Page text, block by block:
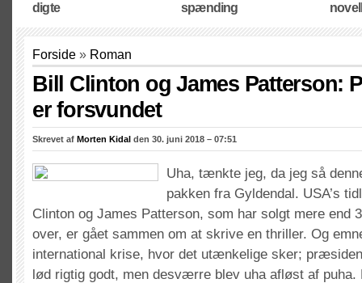
digte spænding
Forside » Roman
Bill Clinton og James Patterson:
er forsvundet
Skrevet af Morten Kidal den 30. juni 2018 – 07:51
Uha, tænkte jeg, da jeg så
pakken fra Gyldendal. USA’s
Clinton og James Patterson, som har solgt mere end
over, er gået sammen om at skrive en thriller. Og
international krise, hvor det utænkelige sker;
lød rigtig godt, men desværre blev uha afløst af puha.